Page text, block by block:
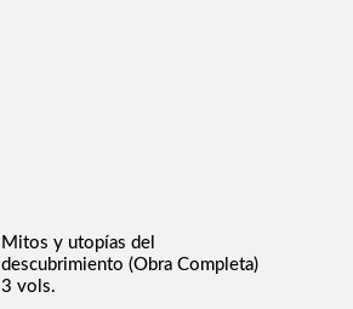
Mitos y utopías del
descubrimiento (Obra Completa)
3 vols.